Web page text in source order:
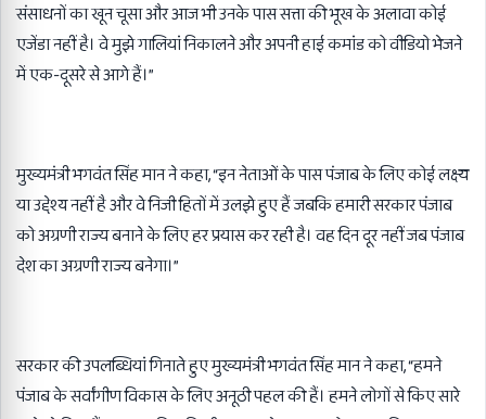
संसाधनों का खून चूसा और आज भी उनके पास सत्ता की भूख के अलावा कोई
एजेंडा नहीं है। वे मुझे गालियां निकालने और अपनी हाई कमांड को वीडियो भेजने
में एक-दूसरे से आगे हैं।”
मुख्यमंत्री भगवंत सिंह मान ने कहा, “इन नेताओं के पास पंजाब के लिए कोई लक्ष्य
या उद्देश्य नहीं है और वे निजी हितों में उलझे हुए हैं जबकि हमारी सरकार पंजाब
को अग्रणी राज्य बनाने के लिए हर प्रयास कर रही है। वह दिन दूर नहीं जब पंजाब
देश का अग्रणी राज्य बनेगा।”
सरकार की उपलब्धियां गिनाते हुए मुख्यमंत्री भगवंत सिंह मान ने कहा, “हमने
पंजाब के सर्वांगीण विकास के लिए अनूठी पहल की हैं। हमने लोगों से किए सारे